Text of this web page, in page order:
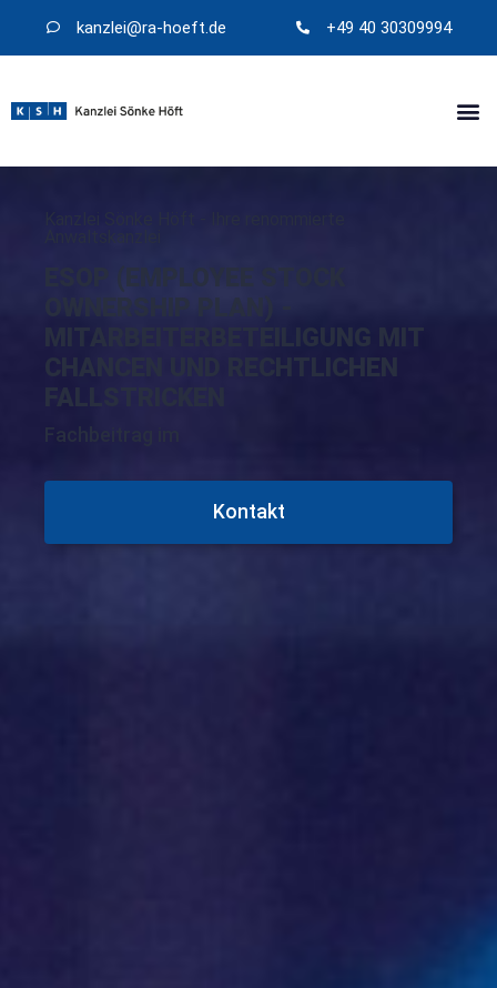
kanzlei@​ra-hoeft.de +49 40 30309994
ESOP (EMPLOYEE STOCK
OWNERSHIP PLAN) -
MITARBEITERBETEILIGUNG MIT
CHANCEN UND RECHTLICHEN
Fachbeitrag im
Kontakt